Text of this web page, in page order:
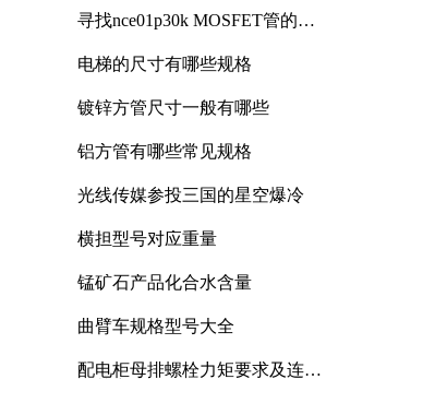
寻找nce01p30k MOSFET管的合
电梯的尺寸有哪些规格
镀锌方管尺寸一般有哪些
铝方管有哪些常见规格
光线传媒参投三国的星空爆冷
横担型号对应重量
锰矿石产品化合水含量
曲臂车规格型号大全
配电柜母排螺栓力矩要求及连接